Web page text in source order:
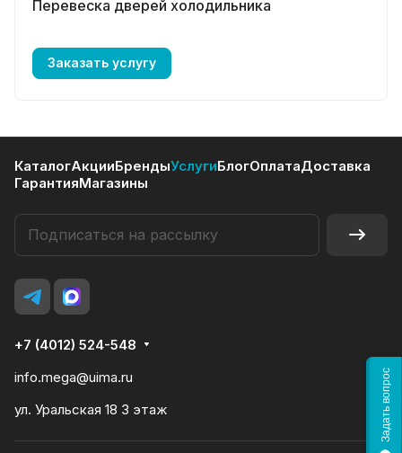
Перевеска дверей холодильника
Заказать услугу
КаталогАкцииБрендыУслугиБлогОплатаДоставка
ГарантияМагазины
+7 (4012) 524-548
info.mega@uima.ru
ул. Уральская 18 3 этаж
Задать вопрос